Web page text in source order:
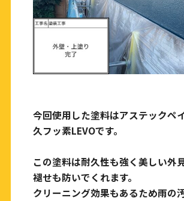
今回使用した塗料はアステックペ
久フッ素LEVOです。
この塗料は耐久性も強く美しい外
褪せも防いでくれます。
クリーニング効果もあるため雨の